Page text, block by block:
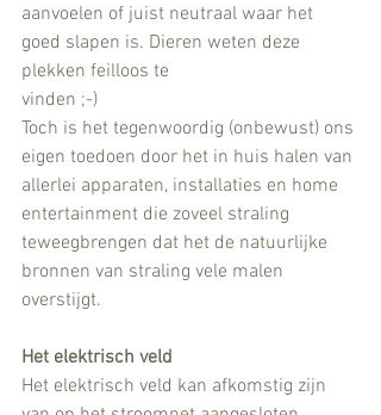
aanvoelen of juist neutraal waar het
goed slapen is. Dieren weten deze
plekken feilloos te
vinden ;-)
Toch is het tegenwoordig (onbewust) ons
eigen toedoen door het in huis halen van
allerlei apparaten, installaties en home
entertainment die zoveel straling
teweegbrengen dat het de natuurlijke
bronnen van straling vele malen
overstijgt.
Het elektrisch veld
Het elektrisch veld kan afkomstig zijn